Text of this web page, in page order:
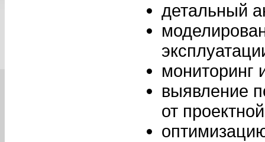
детальный
мониторинг
выявление
от